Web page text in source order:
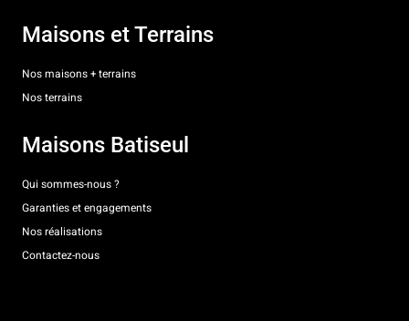
Maisons et Terrains
Nos maisons + terrains
Nos terrains
Maisons Batiseul
Qui sommes-nous ?
Garanties et engagements
Nos réalisations
Contactez-nous